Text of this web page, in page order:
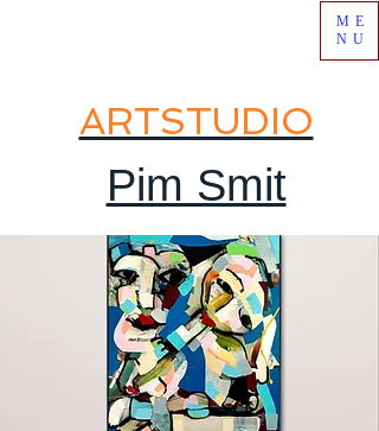
ARTSTUDIO
Pim Smit
ME
NU